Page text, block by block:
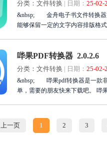
分类：文件转换 | 日期： 25-02-
&nbsp; 金舟电子书文件转换器
能够保留一定的文字内容排版格
哔果PDF转换器 2.0.2.6
分类：文件转换 | 日期： 25-02-
&nbsp; 哔果pdf转换器是一款非
单，需要的朋
上一页 1 2 3